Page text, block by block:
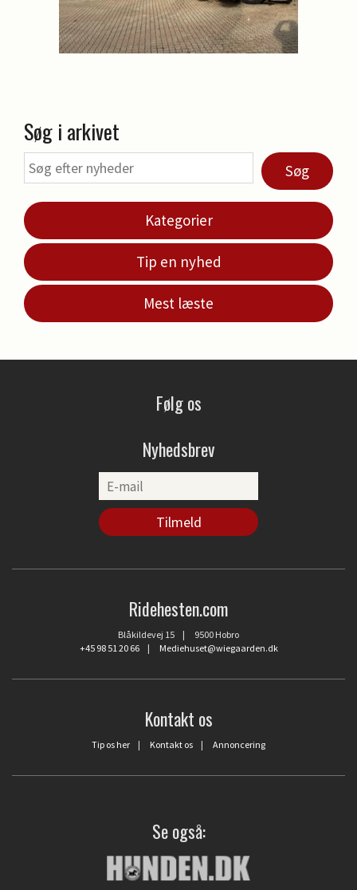
Søg i arkivet
Søg
Kategorier
Tip en nyhed
Mest læste
Følg os
Nyhedsbrev
Ridehesten.com
Blåkildevej 15 | 9500 Hobro
+45 98 51 20 66| Mediehuset@wiegaarden.dk
Kontakt os
Tip os her | Kontakt os | Annoncering
Se også: